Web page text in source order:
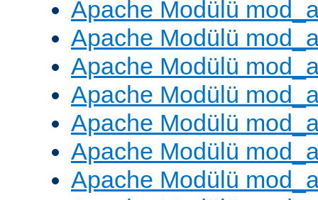
Apache Modülü
Apache Modülü
Apache Modülü
Apache Modülü
Apache Modülü
Apache Modülü
Apache Modülü